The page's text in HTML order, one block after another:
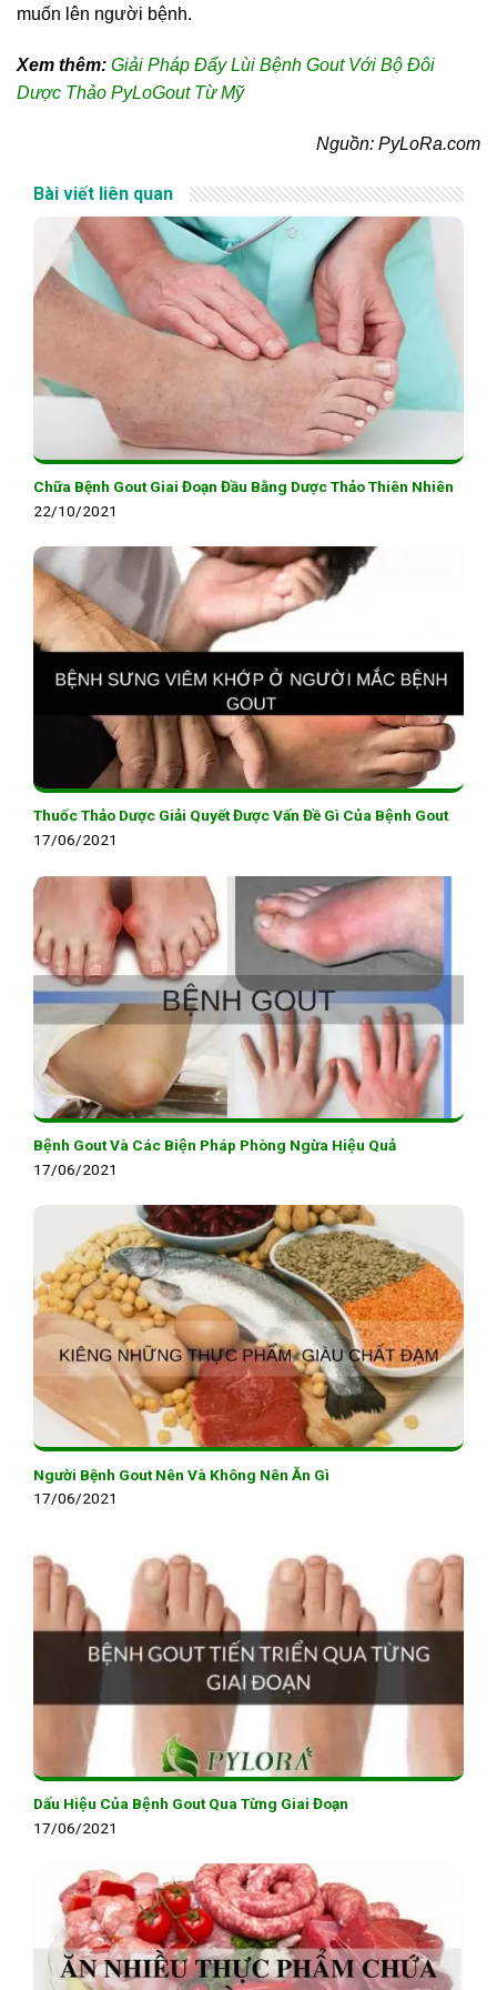
muốn lên người bệnh.
Xem thêm: Giải Pháp Đẩy Lùi Bệnh Gout Với Bộ Đôi
Dược Thảo PyLoGout Từ Mỹ
Nguồn: PyLoRa.com
Bài viết liên quan
Chữa Bệnh Gout Giai Đoạn Đầu Bằng Dược Thảo Thiên Nhiên
22/10/2021
Thuốc Thảo Dược Giải Quyết Được Vấn Đề Gì Của Bệnh Gout
17/06/2021
Bệnh Gout Và Các Biện Pháp Phòng Ngừa Hiệu Quả
17/06/2021
Người Bệnh Gout Nên Và Không Nên Ăn Gì
17/06/2021
Dấu Hiệu Của Bệnh Gout Qua Từng Giai Đoạn
17/06/2021